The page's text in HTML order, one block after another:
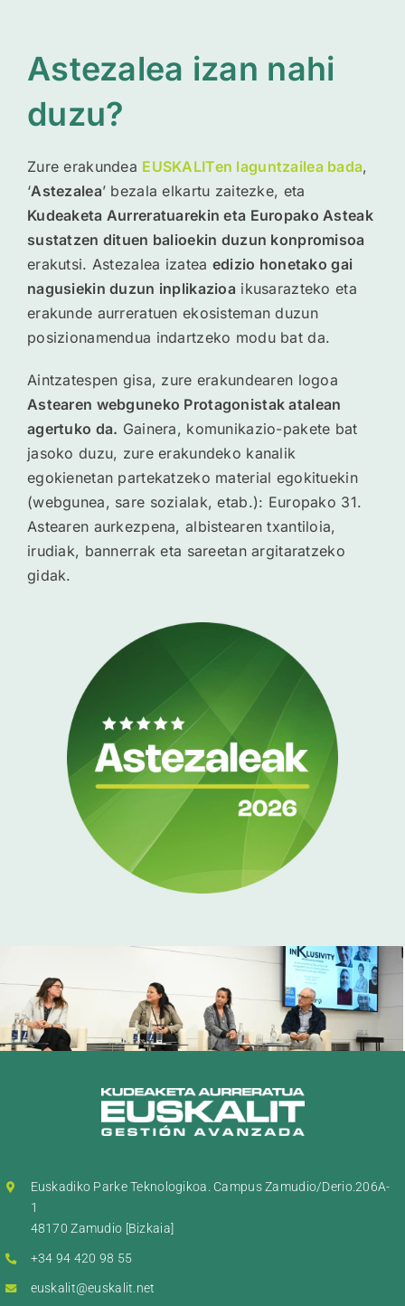
Astezalea izan nahi
duzu?
Zure erakundea EUSKALITen laguntzailea bada,
‘Astezalea’ bezala elkartu zaitezke, eta
Kudeaketa Aurreratuarekin eta Europako Asteak
sustatzen dituen balioekin duzun konpromisoa
erakutsi. Astezalea izatea edizio honetako gai
nagusiekin duzun inplikazioa ikusarazteko eta
erakunde aurreratuen ekosisteman duzun
posizionamendua indartzeko modu bat da.
Aintzatespen gisa, zure erakundearen logoa
Astearen webguneko Protagonistak atalean
agertuko da. Gainera, komunikazio-pakete bat
jasoko duzu, zure erakundeko kanalik
egokienetan partekatzeko material egokituekin
(webgunea, sare sozialak, etab.): Europako 31.
Astearen aurkezpena, albistearen txantiloia,
irudiak, bannerrak eta sareetan argitaratzeko
gidak.
Euskadiko Parke Teknologikoa. Campus Zamudio/Derio.206A-
1
48170 Zamudio [Bizkaia]
+34 94 420 98 55
euskalit@euskalit.net